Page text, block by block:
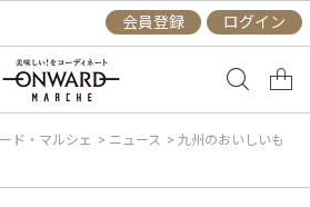
会員登録 ログイン
ド・マルシェ > ニュース > 九州のおいしいも